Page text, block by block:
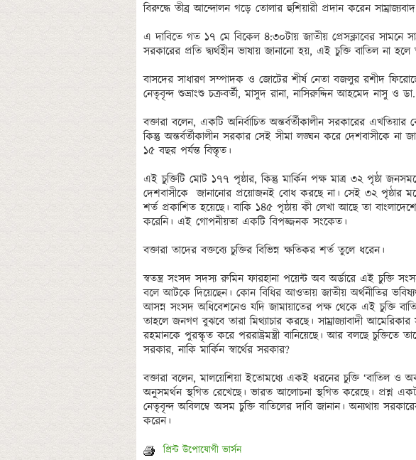
বিরুদ্ধে তীব্র আন্দোলন গড়ে তোলার হুশিয়ারী প্রদান করেন
এ দাবিতে গত ১৭ মে বিকেল ৪:৩০টায় জাতীয় প্রেসক্লাবের সামনে
সরকারের প্রতি দ্ব্যর্থহীন ভাষায় জানানো হয়, এই চুক্তি বাতিল না
বাসদের সাধারণ সম্পাদক ও জোটের শীর্ষ নেতা বজলুর রশীদ
নেতৃবৃন্দ শুভ্রাংশু চক্রবর্তী, মাসুদ রানা, নাসিরুদ্দিন আহমেদ নাসু ও
বক্তারা বলেন, একটি অনির্বাচিত অন্তর্বর্তীকালীন সরকারের
কিন্তু অন্তর্বর্তীকালীন সরকার সেই সীমা লঙ্ঘন করে দেশবাসীকে না
১৫ বছর পর্যন্ত বিস্তৃত।
এই চুক্তিটি মোট ১৭৭ পৃষ্ঠার, কিন্তু মার্কিন পক্ষ মাত্র ৩২ পৃষ্ঠা
দেশবাসীকে  জানানোর প্রয়োজনই বোধ করছে না। সেই ৩২ পৃষ্ঠার
শর্ত প্রকাশিত হয়েছে। বাকি ১৪৫ পৃষ্ঠায় কী লেখা আছে তা
করেনি। এই গোপনীয়তা একটি বিপজ্জনক সংকেত।
বক্তারা তাদের বক্তব্যে চুক্তির বিভিন্ন ক্ষতিকর শর্ত তুলে ধরেন।
স্বতন্ত্র সংসদ সদস্য রুমিন ফারহানা পয়েন্ট অব অর্ডারে এই চুক্তি
বলে আটকে দিয়েছেন। কোন বিধির আওতায় জাতীয় অর্থনীতির
আসন্ন সংসদ অধিবেশনেও যদি জামায়াতের পক্ষ থেকে এই চুক্তি
তাহলে জনগণ বুঝবে তারা মিথ্যাচার করছে। সাম্রাজ্যাবাদী
রহমানকে পুরস্কৃত করে পররাষ্ট্রমন্ত্রী বানিয়েছে। আর বলছে
সরকার, নাকি মার্কিন স্বার্থের সরকার?
বক্তারা বলেন, মালয়েশিয়া ইতোমধ্যে একই ধরনের চুক্তি ‘বাতিল ও
অনুসমর্থন স্থগিত রেখেছে। ভারত আলোচনা স্থগিত করেছে। প্রশ্ন
নেতৃবৃন্দ অবিলম্বে অসম চুক্তি বাতিলের দাবি জানান। অন্যথায়
প্রিন্ট উপোযোগী ভার্সন